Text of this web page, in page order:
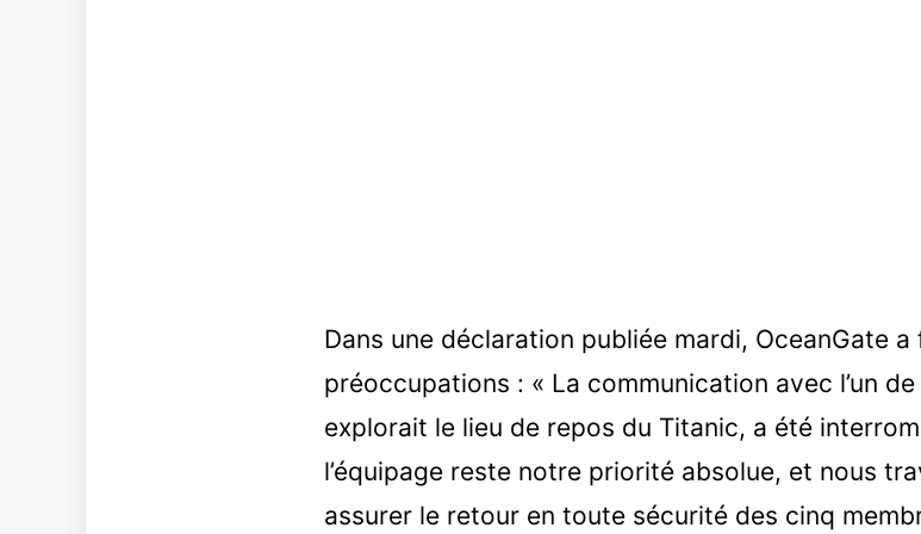
Dans une déclaration publiée mardi, OceanGate
préoccupations : « La communication avec l’un
explorait le lieu de repos du Titanic, a été
l’équipage reste notre priorité absolue, et nous
assurer le retour en toute sécurité des cinq